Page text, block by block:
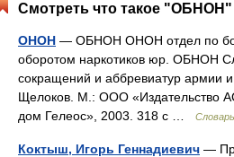
Смотреть что такое "ОБНОН"
ОНОН — ОБНОН ОНОН отдел по
оборотом наркотиков юр. ОБНОН
сокращений и аббревиатур армии
Щелоков. М.: ООО «Издательство
дом Гелеос», 2003. 318 с …
Коктыш, Игорь Геннадиевич —